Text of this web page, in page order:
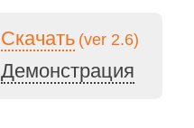
Скачать (ver 2.6)
Демонстрация